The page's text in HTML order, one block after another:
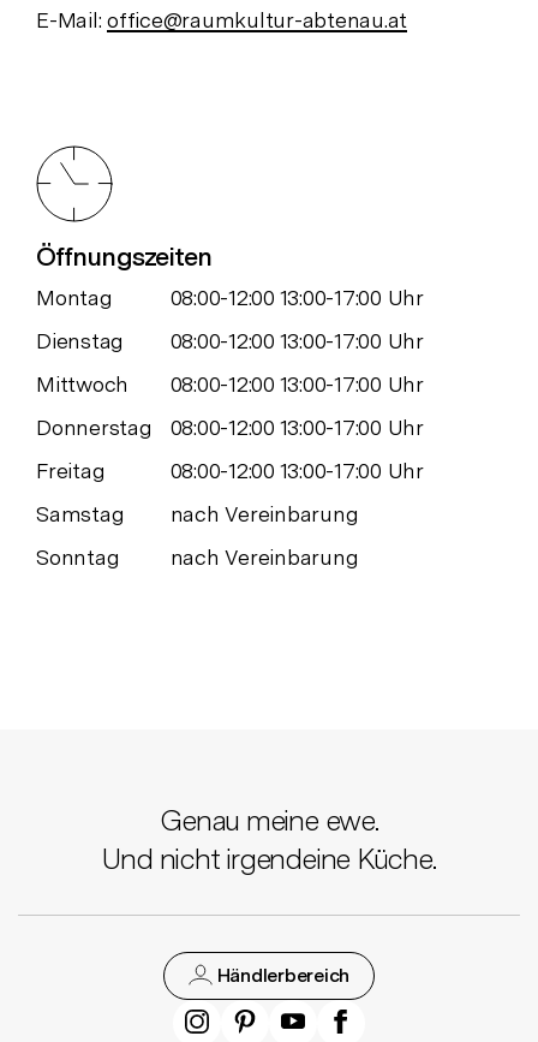
E-Mail: office@raumkultur-abtenau.at
Öffnungszeiten
Montag
08:00-12:00 13:00-17:00 Uhr
Dienstag
08:00-12:00 13:00-17:00 Uhr
Mittwoch
08:00-12:00 13:00-17:00 Uhr
Donnerstag
08:00-12:00 13:00-17:00 Uhr
Freitag
08:00-12:00 13:00-17:00 Uhr
Samstag
nach Vereinbarung
Sonntag
nach Vereinbarung
Genau meine ewe.
Und nicht irgendeine Küche.
Händlerbereich